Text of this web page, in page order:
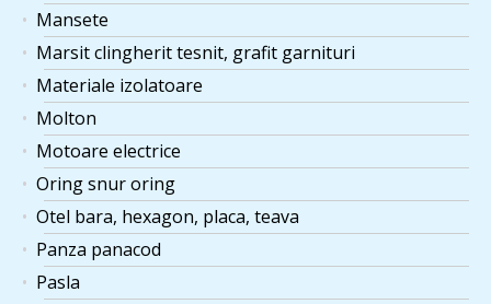
Mansete
Marsit clingherit tesnit, grafit garnituri
Materiale izolatoare
Molton
Motoare electrice
Oring snur oring
Otel bara, hexagon, placa, teava
Panza panacod
Pasla